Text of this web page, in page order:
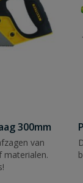
300mm
van
materialen.